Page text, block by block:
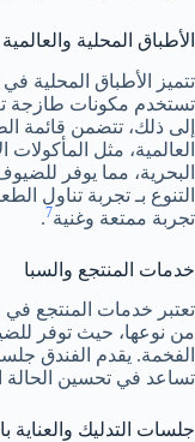
الأطباق المحلية والعالمية
تتميز الأطباق المحلية
تستخدم مكونات طازجة
إلى ذلك، تتضمن قائمة
العالمية، مثل المأكولات
البحرية، مما يوفر
التنوع بـ تجربة تناول
تجربة ممتعة وغنية7
.
خدمات المنتجع والسبا
تعتبر خدمات المنتجع في
من نوعها، حيث توفر
الفخمة. يقدم الفندق
تساعد في تحسين الحالة
جلسات التدليك والعناية